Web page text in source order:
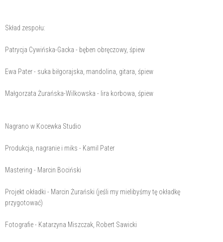
Skład zespołu:
Patrycja Cywińska-Gacka - bęben obręczowy, śpiew
Ewa Pater - suka biłgorajska, mandolina, gitara, śpiew
Małgorzata Żurańska-Wilkowska - lira korbowa, śpiew
Nagrano w Kocewka Studio
Produkcja, nagranie i miks - Kamil Pater
Mastering - Marcin Bociński
Projekt okładki - Marcin Żurański (jeśli my mielibyśmy tę okładkę
przygotować)
Fotografie - Katarzyna Miszczak, Robert Sawicki